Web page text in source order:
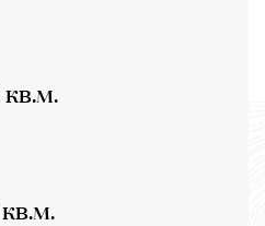
кв.м.